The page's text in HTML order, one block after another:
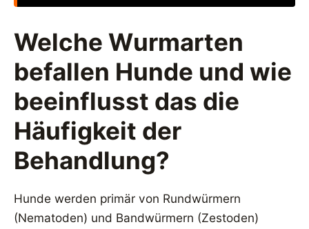
Welche Wurmarten
befallen Hunde und wie
beeinflusst das die
Häufigkeit der
Behandlung?
Hunde werden primär von Rundwürmern
(Nematoden) und Bandwürmern (Zestoden)